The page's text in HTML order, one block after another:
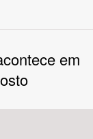
em